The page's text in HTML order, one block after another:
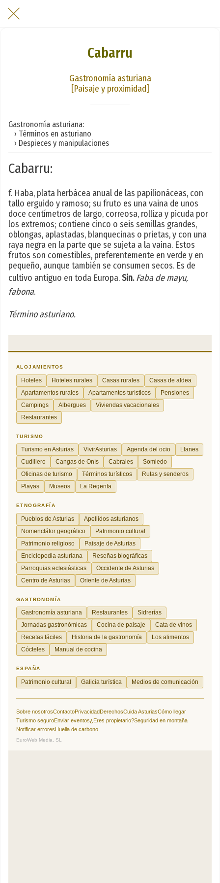
Cabarru
Gastronomía asturiana
[Paisaje y proximidad]
Gastronomía asturiana:
› Términos en asturiano
› Despieces y manipulaciones
Cabarru:
f. Haba, plata herbácea anual de las papilionáceas, con
tallo erguido y ramoso; su fruto es una vaina de unos
doce centímetros de largo, correosa, rolliza y picuda por
los extremos; contiene cinco o seis semillas grandes,
oblongas, aplastadas, blanquecinas o prietas, y con una
raya negra en la parte que se sujeta a la vaina. Estos
frutos son comestibles, preferentemente en verde y en
pequeño, aunque también se consumen secos. Es de
cultivo antiguo en toda Europa.Sin. Faba de mayu,
fabona.
Término asturiano.